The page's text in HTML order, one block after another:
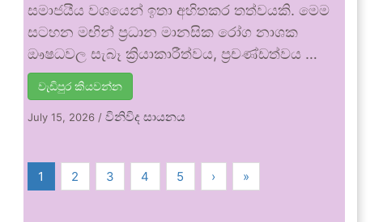
සමාජයීය වශයෙන් ඉතා අහිතකර තත්වයකි. මෙම
සටහන මඟින් ප්‍රධාන මානසික රෝග නාශක
ඖෂධවල සැබෑ ක්‍රියාකාරීත්වය, ප්‍රචණ්ඩත්වය …
වැඩිපුර කියවන්න
July 15, 2026 /විනිවිද සායනය
1 2 3 4 5 › »